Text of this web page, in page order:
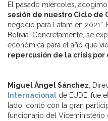
El pasado miércoles,
sesión de nuestro Ciclo de
negocio para Latam en
Bolivia. Concretamente, se
económica para el año que
repercusión de la crisis por
Miguel Ángel Sánchez,
Internacional de EUDE, fue
lado, contó con la gran
funcionario del Viceministerio